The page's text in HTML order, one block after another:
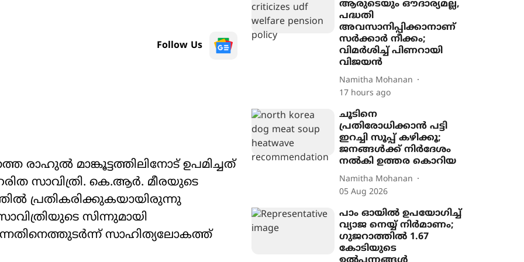
Follow Us
മാങ്കൂട്ടത്തിലിനോട് ഉപമിച്ചത്
സാവിത്രി. കെ.ആർ. മീരയുടെ
പ്രതികരിക്കുകയായിരുന്നു
സിന്നുമായി
സാഹിത്യലോകത്ത്
ആരുടെയും ഔദാര്യമല്ല,
പദ്ധതി
അവസാനിപ്പിക്കാനാണ്
സർക്കാർ നീക്കം;
വിമർശിച്ച് പിണറായി
വിജയൻ
Namitha Mohanan
17 hours ago
ചൂടിനെ
പ്രതിരോധിക്കാൻ പട്ടി
ഇറച്ചി സൂപ്പ് കഴിക്കൂ;
ജനങ്ങൾക്ക് നിർദേശം
നൽകി ഉത്തര കൊറിയ
Namitha Mohanan
05 Aug 2026
പാം ഓയിൽ ഉപയോഗിച്ച്
വ്യാജ നെയ്യ് നിർമാണം;
ഗുജറാത്തിൽ 1.67
കോടിയുടെ